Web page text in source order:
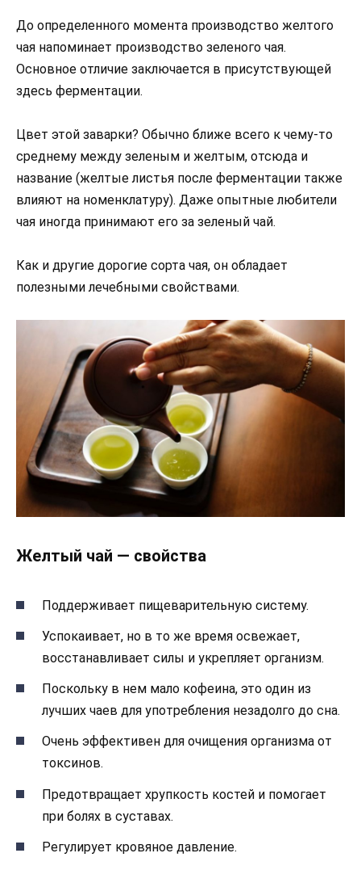
До определенного момента производство желтого
чая напоминает производство зеленого чая.
Основное отличие заключается в присутствующей
здесь ферментации.
Цвет этой заварки? Обычно ближе всего к чему-то
среднему между зеленым и желтым, отсюда и
название (желтые листья после ферментации также
влияют на номенклатуру). Даже опытные любители
чая иногда принимают его за зеленый чай.
Как и другие дорогие сорта чая, он обладает
полезными лечебными свойствами.
Желтый чай — свойства
Поддерживает пищеварительную систему.
Успокаивает, но в то же время освежает,
восстанавливает силы и укрепляет организм.
Поскольку в нем мало кофеина, это один из
лучших чаев для употребления незадолго до сна.
Очень эффективен для очищения организма от
токсинов.
Предотвращает хрупкость костей и помогает
при болях в суставах.
Регулирует кровяное давление.